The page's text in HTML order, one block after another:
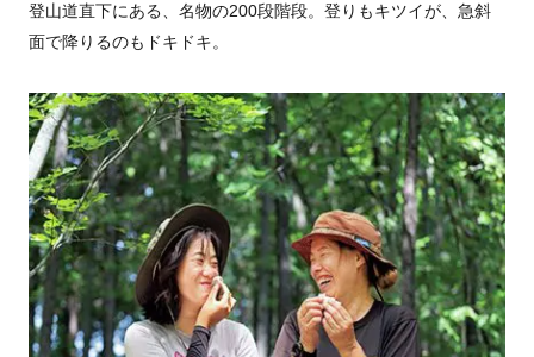
登山道直下にある、名物の200段階段。登りもキツイが、急斜
面で降りるのもドキドキ。